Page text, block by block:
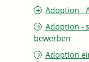
Adoption -
Adoption -
bewerben
Adoption